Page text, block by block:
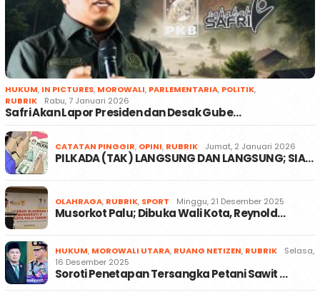
HUKUM, IN PICTURES, MOROWALI, PARLEMENTARIA, POLITIK,
RUBRIK
Rabu, 7 Januari 2026
Safri Akan Lapor Presiden dan Desak Gube…
CATATAN PINGGIR, OPINI, RUBRIK Jumat, 2 Januari 2026
PILKADA (TAK) LANGSUNG DAN LANGSUNG; SIA…
OLAHRAGA, RUBRIK, SPORT Minggu, 21 Desember 2025
Musorkot Palu; Dibuka Wali Kota, Reynold…
HUKUM, MOROWALI UTARA, RUANG NETIZEN, RUBRIK
Selasa,
16 Desember 2025
Soroti Penetapan Tersangka Petani Sawit …